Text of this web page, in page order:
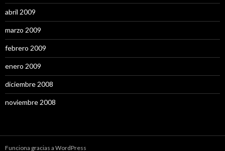
abril 2009
marzo 2009
febrero 2009
enero 2009
diciembre 2008
noviembre 2008
Funciona gracias a WordPress